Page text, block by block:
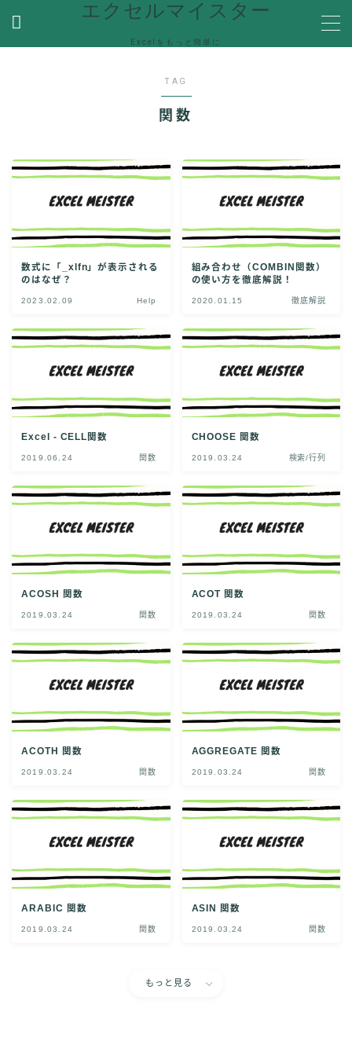
エクセルマイスター
Excelをもっと簡単に
便利な機能 Ecxelの便利な機能や使い方を紹介
VBA VBA(Visual Basic for Applications)の機能を解説
Help エラーで困った時の対処方法やQ＆Aなど
TAG
関数
数式に「_xlfn」が表示される
のはなぜ？
2023.02.09 Help
組み合わせ（COMBIN関数）
の使い方を徹底解説！
2020.01.15 徹底解説
Excel - CELL関数
2019.06.24 関数
CHOOSE 関数
2019.03.24 検索/行列
ACOSH 関数
2019.03.24 関数
ACOT 関数
2019.03.24 関数
ACOTH 関数
2019.03.24 関数
AGGREGATE 関数
2019.03.24 関数
ARABIC 関数
2019.03.24 関数
ASIN 関数
2019.03.24 関数
もっと見る